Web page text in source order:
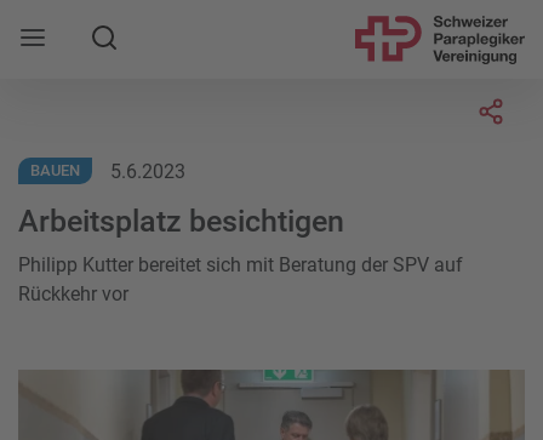
Mobile Navigation öffnen
Suche
BAUEN 5.6.2023
Arbeitsplatz besichtigen
Philipp Kutter bereitet sich mit Beratung der SPV auf
Rückkehr vor